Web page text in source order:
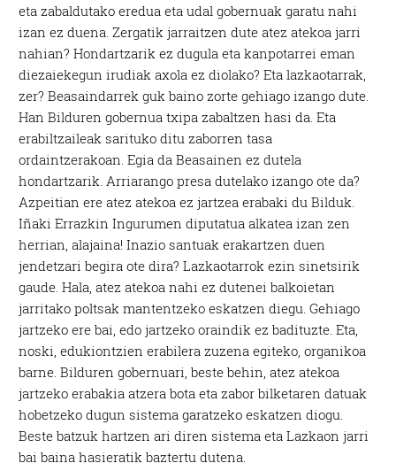
eta zabaldutako eredua eta udal gobernuak garatu nahi
izan ez duena. Zergatik jarraitzen dute atez atekoa jarri
nahian? Hondartzarik ez dugula eta kanpotarrei eman
diezaiekegun irudiak axola ez diolako? Eta lazkaotarrak,
zer? Beasaindarrek guk baino zorte gehiago izango dute.
Han Bilduren gobernua txipa zabaltzen hasi da. Eta
erabiltzaileak sarituko ditu zaborren tasa
ordaintzerakoan. Egia da Beasainen ez dutela
hondartzarik. Arriarango presa dutelako izango ote da?
Azpeitian ere atez atekoa ez jartzea erabaki du Bilduk.
Iñaki Errazkin Ingurumen diputatua alkatea izan zen
herrian, alajaina! Inazio santuak erakartzen duen
jendetzari begira ote dira? Lazkaotarrok ezin sinetsirik
gaude. Hala, atez atekoa nahi ez dutenei balkoietan
jarritako poltsak mantentzeko eskatzen diegu. Gehiago
jartzeko ere bai, edo jartzeko oraindik ez badituzte. Eta,
noski, edukiontzien erabilera zuzena egiteko, organikoa
barne. Bilduren gobernuari, beste behin, atez atekoa
jartzeko erabakia atzera bota eta zabor bilketaren datuak
hobetzeko dugun sistema garatzeko eskatzen diogu.
Beste batzuk hartzen ari diren sistema eta Lazkaon jarri
bai baina hasieratik baztertu dutena.